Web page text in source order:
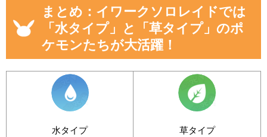
まとめ：イワークソロレイドでは
「水タイプ」と「草タイプ」のポ
ケモンたちが大活躍！
水タイプ 草タイプ